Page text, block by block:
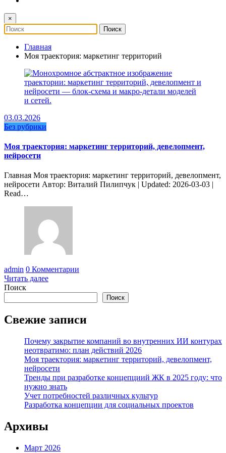
×
Главная
Моя траектория: маркетинг территорий
03.03.2026
Без рубрики
Моя траектория: маркетинг территорий, девелопмент,
нейросети
Главная Моя траектория: маркетинг территорий, девелопмент,
нейросети Автор: Виталий Пилипчук | Updated: 2026-03-03 |
Read…
admin 0 Комментарии
Читать далее
Поиск
Поиск
Свежие записи
Почему закрытие компаний во внутренних ИИ контурах
неотвратимо: план действий 2026
Моя траектория: маркетинг территорий, девелопмент,
нейросети
Тренды при разработке концепциий ЖК в 2025 году: что
нужно знать
Учет потребностей различных культур
Разработка концепции для социальных проектов
Архивы
Март 2026